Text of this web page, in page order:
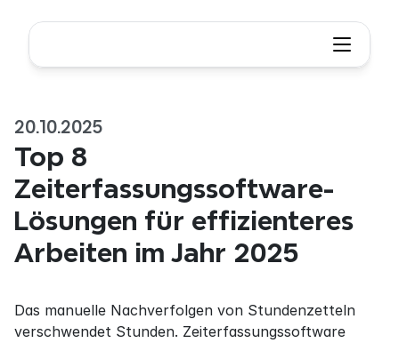
20.10.2025
Top 8
Zeiterfassungssoftware-
Lösungen für effizienteres
Arbeiten im Jahr 2025
Das manuelle Nachverfolgen von Stundenzetteln
verschwendet Stunden. Zeiterfassungssoftware